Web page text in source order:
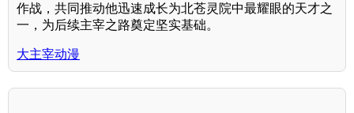
作战，共同推动他迅速成长为北苍灵院中最耀眼的天才之
一，为后续主宰之路奠定坚实基础。
大主宰动漫